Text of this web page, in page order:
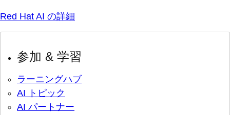
Red Hat AI の詳細
参加 & 学習
ラーニングハブ
AI トピック
AI パートナー